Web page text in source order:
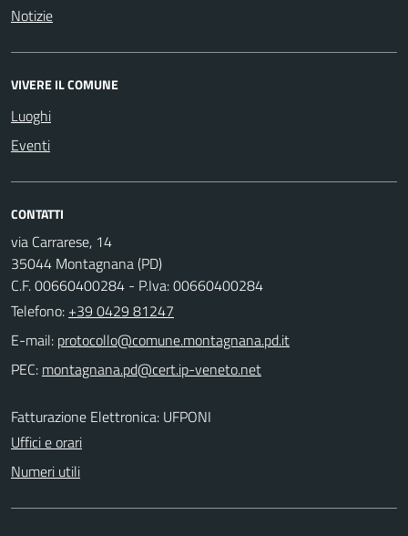
Notizie
VIVERE IL COMUNE
Luoghi
Eventi
CONTATTI
via Carrarese, 14
35044 Montagnana (PD)
C.F. 00660400284 - P.Iva: 00660400284
Telefono: +39 0429 81247
E-mail:
PEC:
Fatturazione Elettronica: UFPONI
Uffici e orari
Numeri utili